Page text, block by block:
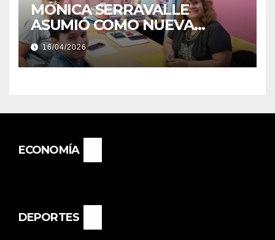
MÓNICA SERRAVALLE
ASUMIÓ COMO NUEVA
DIRECTORA DEL E.E.S. N° 82
«RENÉ FAVALORO» DE
BASAIL.
16/04/2026
ECONOMÍA
DEPORTES